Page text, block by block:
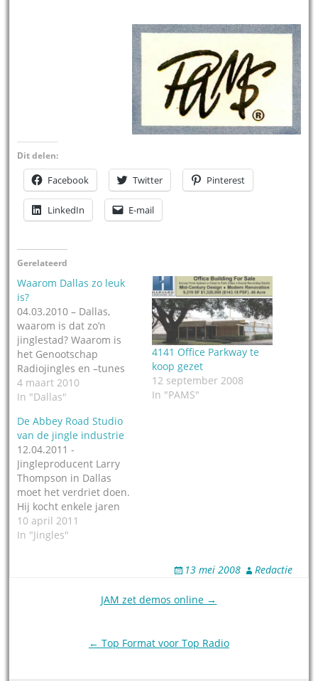
Dit delen:
Facebook Twitter Pinterest
LinkedIn E-mail
Gerelateerd
Waarom Dallas zo leuk
is?
04.03.2010 – Dallas,
waarom is dat zo’n
jinglestad? Waarom is
het Genootschap
Radiojingles en –tunes
zo geïnteresseerd in
bedrijven als Jones TM
en in PAMS, die er al
sinds 1951 zo prominent
jingles maakten? Dat
waren de vragen die
Bert van der Laan in
van…
4 maart 2010
In "Dallas"
4141 Office Parkway te
koop gezet
12 september 2008
In "PAMS"
De Abbey Road Studio
van de jingle industrie
12.04.2011 -
Jingleproducent Larry
Thompson in Dallas
moet het verdriet doen.
Hij kocht enkele jaren
geleden het
studiocomplex aan de
jinglebedrijf PAMS.
zijn er opgenomen, voor
10 april 2011
In "Jingles"
13 mei 2008 Redactie
JAM zet demos online →
← Top Format voor Top Radio